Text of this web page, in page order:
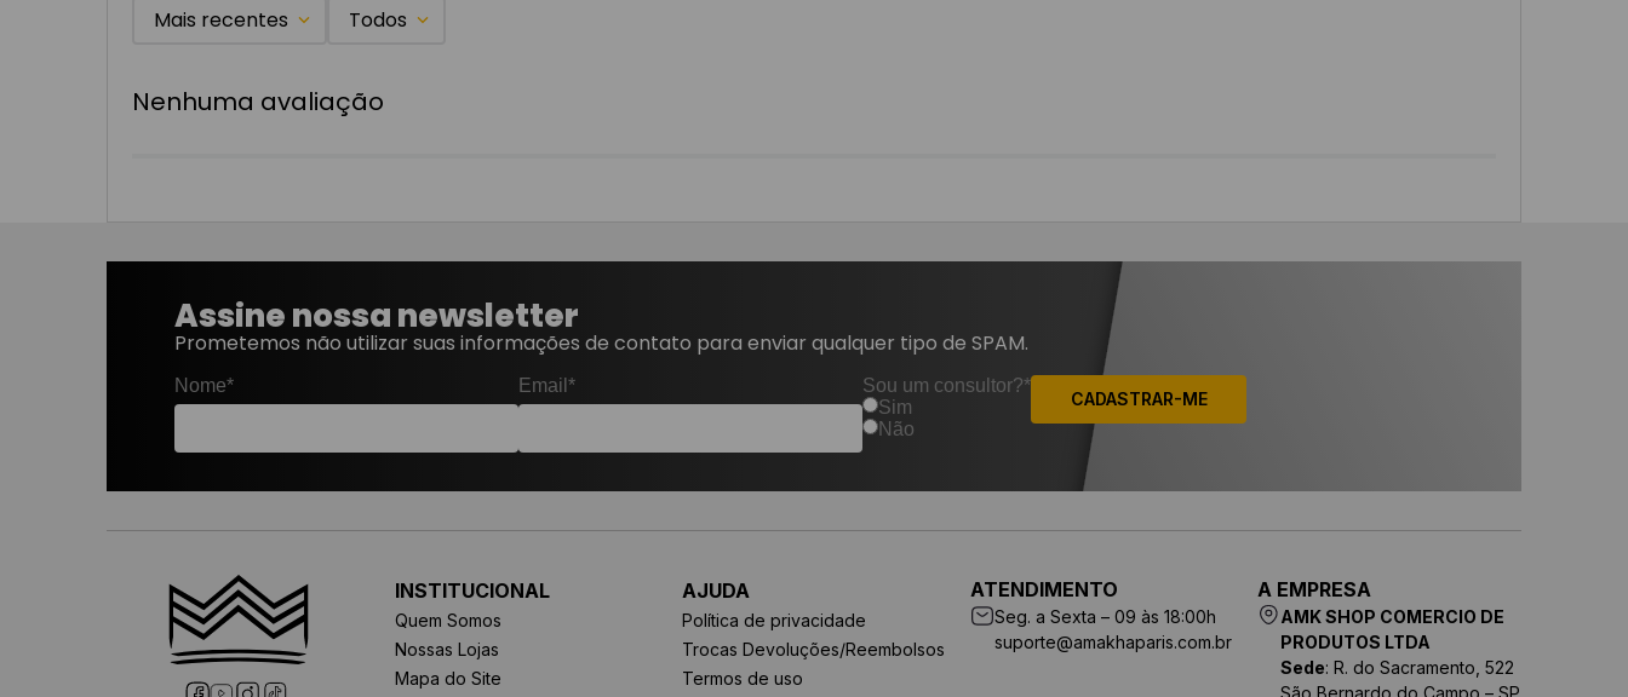
Mais recentes Todos
Nenhuma avaliação
Assine nossa newsletter
Prometemos não utilizar suas informações de contato para enviar qualquer tipo de SPAM.
Nome* Email*
Sou um consultor?*
Sim
Não
CADASTRAR-ME
INSTITUCIONAL
Quem Somos
Nossas Lojas
Mapa do Site
AJUDA
Política de privacidade
Trocas Devoluções/Reembolsos
Termos de uso
ATENDIMENTO
Seg. a Sexta – 09 às 18:00h
suporte@amakhaparis.com.br
A EMPRESA
AMK SHOP COMERCIO DE
PRODUTOS LTDA
Sede: R. do Sacramento, 522
São Bernardo do Campo – SP